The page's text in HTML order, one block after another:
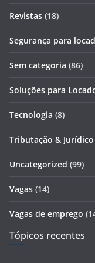
Revistas (18)
Segurança para
Sem categoria (86)
Soluções para
Tecnologia (8)
Tributação & Jurídico
Uncategorized (99)
Vagas (14)
Vagas de emprego
Tópicos recentes